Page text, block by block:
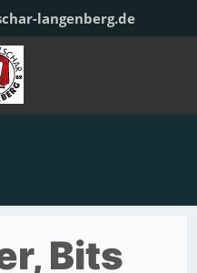
langenberg.de
Bits